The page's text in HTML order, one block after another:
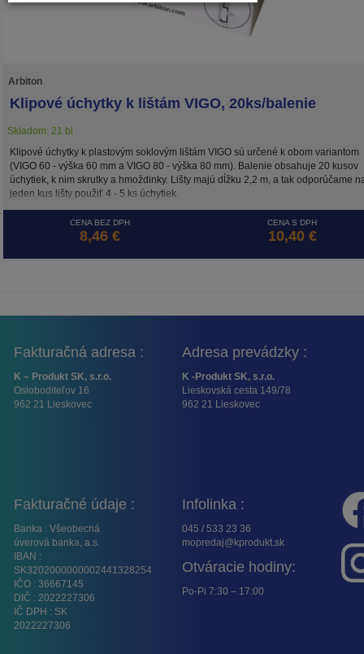
Arbiton
Klipové úchytky k lištám VIGO, 20ks/balenie
Skladom: 21 bl
Klipové úchytky k plastovým soklovým lištám VIGO sú určené k obom variantom
(VIGO 60 - výška 60 mm a VIGO 80 - výška 80 mm). Balenie obsahuje 20 kusov
úchytiek, k nim skrutky a hmoždinky. Lišty majú dĺžku 2,2 m, a tak odporúčame
jeden kus lišty použiť 4 - 5 ks úchytiek.
CENA BEZ DPH
8,46 €
CENA S DPH
10,40 €
Fakturačná adresa :
K – Produkt SK, s.r.o.
Osloboditeľov 16
962 21 Lieskovec
Adresa prevádzky :
K -Produkt SK, s.r.o.
Lieskovská cesta 149/78
962 21 Lieskovec
Fakturačné údaje :
Banka : Všeobecná
úverová banka, a.s.
IBAN :
SK3202000000002441328254
IČO : 36667145
DIČ : 2022227306
IČ DPH : SK
2022227306
Infolinka :
045 / 533 23 36
mopredaj@kprodukt.sk
Otváracie hodiny:
Po-Pi 7:30 – 17:00